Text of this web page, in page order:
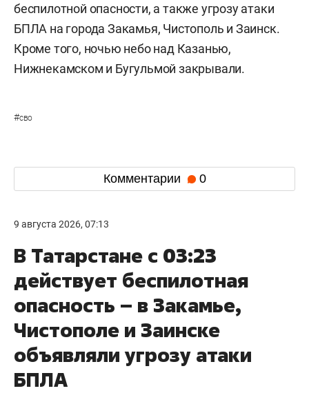
беспилотной опасности, а также угрозу атаки
БПЛА на города Закамья, Чистополь и Заинск.
Кроме того, ночью небо над Казанью,
Нижнекамском и Бугульмой закрывали.
#сво
Комментарии 0
9 августа 2026, 07:13
В Татарстане с 03:23
действует беспилотная
опасность – в Закамье,
Чистополе и Заинске
объявляли угрозу атаки
БПЛА